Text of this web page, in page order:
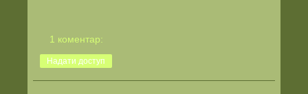
1 коментар:
Надати доступ